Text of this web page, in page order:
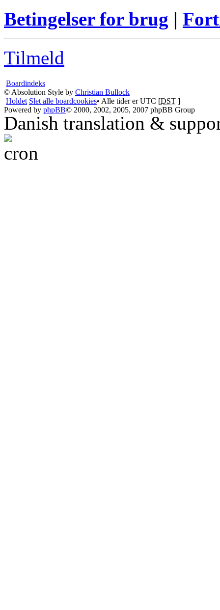
Betingelser for brug |
Tilmeld
Boardindeks
© Absolution Style by Christian Bullock
Holdet Slet alle boardcookies• Alle tider er UTC [DST ]
Powered by phpBB© 2000, 2002, 2005, 2007 phpBB Group
Danish translation &